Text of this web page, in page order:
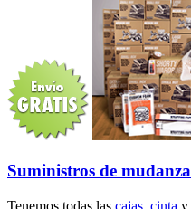
Suministros de mudanza
Tenemos todas las cajas, cinta y